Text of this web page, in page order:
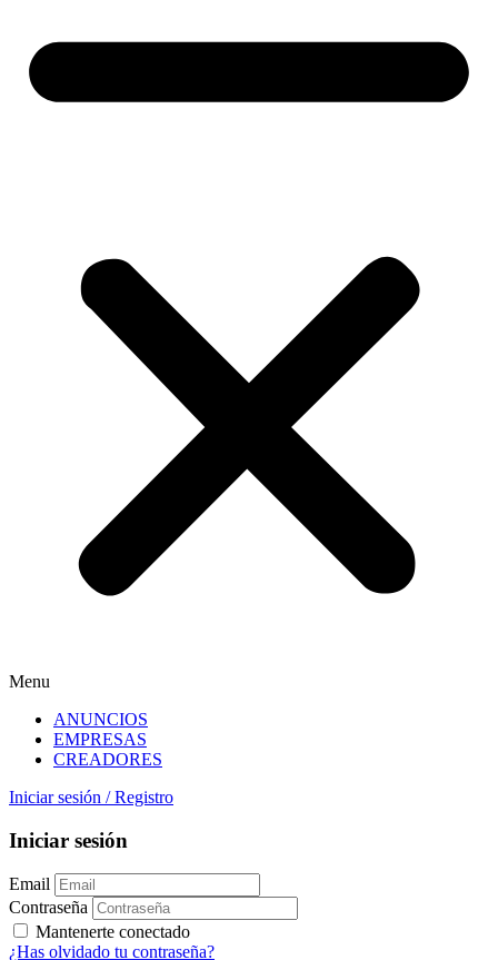
Menu
ANUNCIOS
EMPRESAS
CREADORES
Iniciar sesión / Registro
Iniciar sesión
Email
Contraseña
Mantenerte conectado
¿Has olvidado tu contraseña?